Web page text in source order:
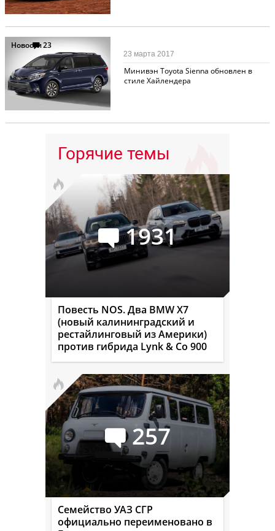
Новости23
Минивэн Toyota Sienna обновлен в
стиле Хайлендера
23 марта 2017
Горячие темы
1931
Повесть NOS. Два BMW X7
(новый калининградский и
рестайлинговый из Америки)
против гибрида Lynk & Co 900
257
Семейство УАЗ СГР
официально переименовано в